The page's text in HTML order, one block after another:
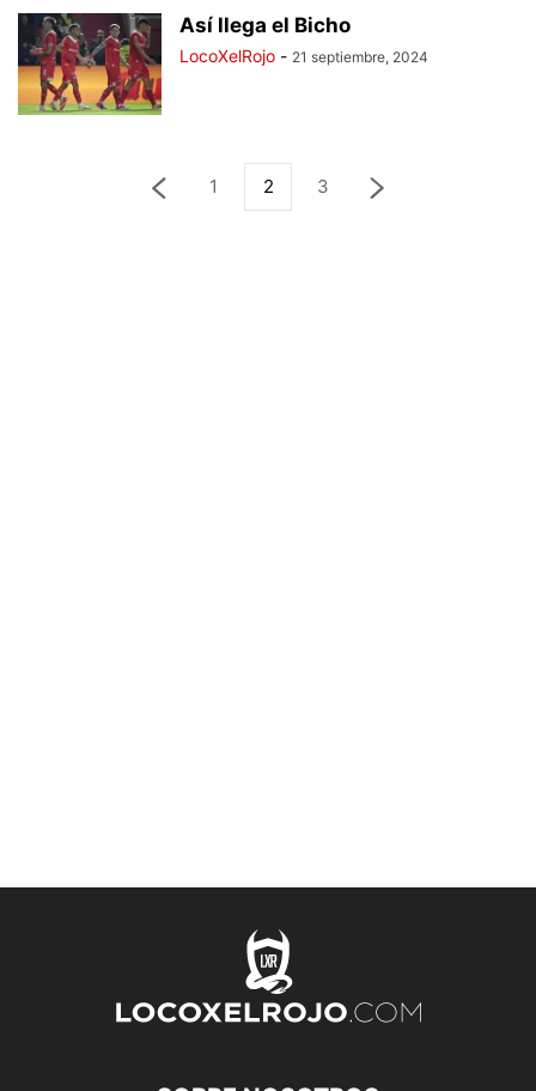
Así llega el Bicho
LocoXelRojo - 21 septiembre, 2024
1 2 3